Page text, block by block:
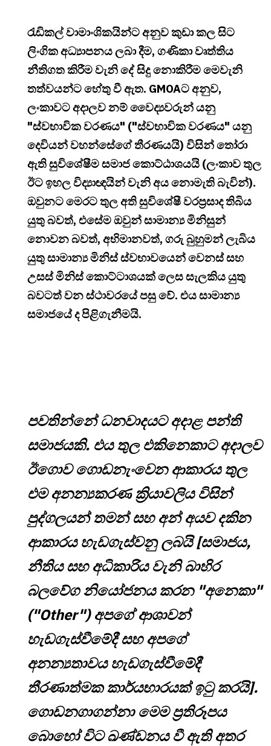
රැඩිකල් වාමාංශිකයින්ට අනුව කුඩා කල සිට
ලිංගික අධ්‍යාපනය ලබා දීම, ගණිකා වෘත්තිය
නීතිගත කිරීම වැනි දේ සිදු නොකිරීම මෙවැනි
තත්වයන්ට හේතු වී ඇත. GMOAට අනුව,
ලංකාවට අදාලව නම් වෛද්‍යවරුන් යනු
"ස්වභාවික වරණය" ("ස්වභාවික වරණය" යනු
දෙවියන් වහන්සේගේ තීරණයයි) විසින් තෝරා
ඇති සුවිශේෂීම සමාජ කොට්ඨාශයයි (ලංකාව තුල
ඊට ඉහල විද්‍යාඥයින් වැනි අය නොමැති බැවින්).
ඔවුනට මෙරට තුල අති සුවිශේෂී වරප්‍රසාද තිබිය
යුතු බවත්, එසේම ඔවුන් සාමාන්‍ය මිනිසුන්
නොවන බවත්, අභිමානවත්, ගරු බුහුමන් ලැබිය
යුතු සාමාන්‍ය මිනිස් ස්වභාවයෙන් වෙනස් සහ
උසස් මිනිස් කොට්ටාශයක් ලෙස සැලකිය යුතු
බවටත් වන ස්ථාවරයේ පසු වේ. එය සාමාන්‍ය
සමාජයේ ද පිළිගැනීමයි.
පවතින්නේ ධනවාදයට අදාළ පන්ති
සමාජයකි. එය තුල එකිනෙකාට අදාලව
ඊගොව ගොඩනැංවෙන ආකාරය තුල
එම අනන්‍යකරණ ක්‍රියාවලිය විසින්
පුද්ගලයන් තමන් සහ අන් අයව දකින
ආකාරය හැඩගැස්වනු ලබයි [සමාජය,
නීතිය සහ අධිකාරිය වැනි බාහිර
බලවේග නියෝජනය කරන "අනෙකා"
("Other") අපගේ ආශාවන්
හැඩගැස්වීමේදී සහ අපගේ
අනන්‍යතාවය හැඩගැස්වීමේදී
තීරණාත්මක කාර්යභාරයක් ඉටු කරයි].
ගොඩනගාගන්නා මෙම ප්‍රතිරූපය
බොහෝ විට ඛණ්ඩනය වී ඇති අතර